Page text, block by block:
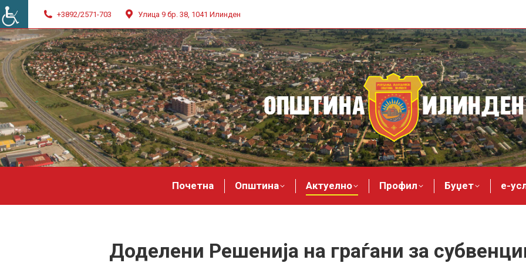
+3892/2571-703 Улица 9 бр. 38, 1041 Илинден
Почетна Општина Актуелно Профил Буџет е-
Доделени Решенија на граѓани за